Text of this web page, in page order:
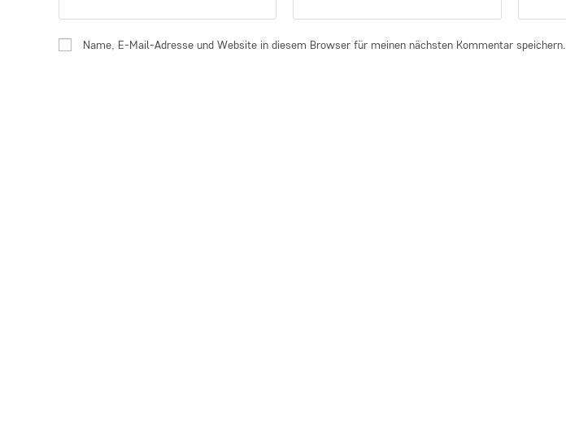
Name, E-Mail-Adresse und Website in diesem Browser für meinen nächsten Kommentar speichern.